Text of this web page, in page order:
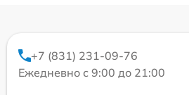
+7 (831) 231-09-76
Ежедневно с 9:00 до 21:00